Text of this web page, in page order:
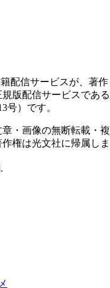
配信サービスが、著作
版配信サービスである
号）です。
・画像の無断転載・複
権は光文社に帰属しま